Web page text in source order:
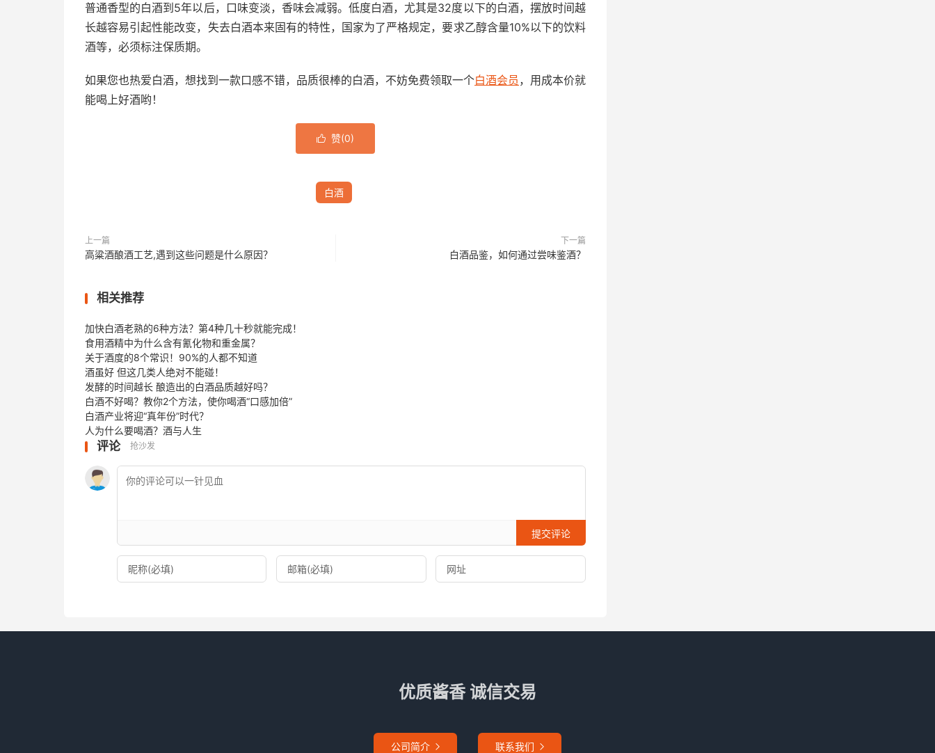
普通香型的白酒到5年以后，口味变淡，香味会减弱。低度白酒，尤其是32度以下的白酒，摆放时间越
长越容易引起性能改变，失去白酒本来固有的特性，国家为了严格规定，要求乙醇含量10%以下的饮料
酒等，必须标注保质期。
如果您也热爱白酒，想找到一款口感不错，品质很棒的白酒，不妨免费领取一个白酒会员 ，用成本价就
能喝上好酒哟！
 赞(0)
白酒
上一篇
高粱酒酿酒工艺,遇到这些问题是什么原因？
下一篇
白酒品鉴，如何通过尝味鉴酒？
相关推荐
加快白酒老熟的6种方法？第4种几十秒就能完成！
食用酒精中为什么含有氰化物和重金属？
关于酒度的8个常识！90%的人都不知道
酒虽好 但这几类人绝对不能碰！
发酵的时间越长 酿造出的白酒品质越好吗？
白酒不好喝？教你2个方法，使你喝酒“口感加倍”
白酒产业将迎“真年份”时代？
人为什么要喝酒？酒与人生
评论 抢沙发
提交评论
优质酱香 诚信交易
公司简介  联系我们 